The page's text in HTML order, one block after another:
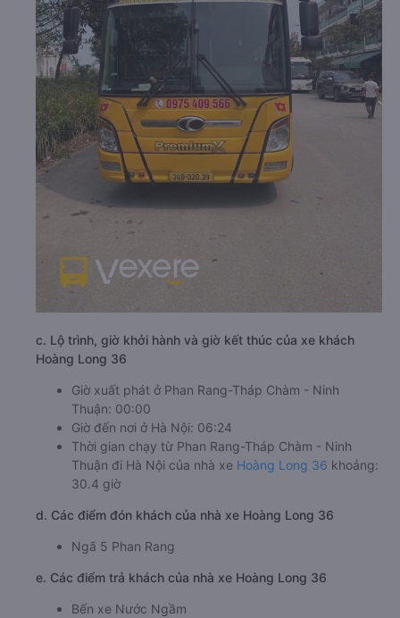
c. Lộ trình, giờ khởi hành và giờ kết thúc của xe khách
Hoàng Long 36
Giờ xuất phát ở Phan Rang-Tháp Chàm - Ninh
Thuận: 00:00
Giờ đến nơi ở Hà Nội: 06:24
Thời gian chạy từ Phan Rang-Tháp Chàm - Ninh
Thuận đi Hà Nội của nhà xe Hoàng Long 36 khoảng:
30.4 giờ
d. Các điểm đón khách của nhà xe Hoàng Long 36
Ngã 5 Phan Rang
e. Các điểm trả khách của nhà xe Hoàng Long 36
Bến xe Nước Ngầm